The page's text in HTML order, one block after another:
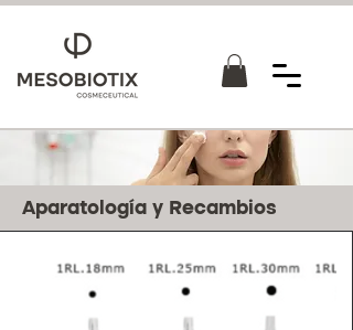
Aparatología y Recambios